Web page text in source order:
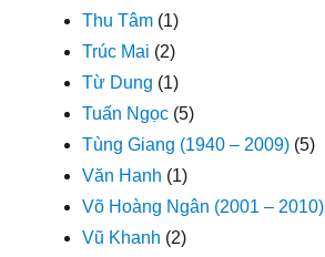
Thu Tâm (1)
Trúc Mai (2)
Từ Dung (1)
Tuấn Ngọc (5)
Tùng Giang (1940 – 2009) (5)
Văn Hanh (1)
Võ Hoàng Ngân (2001 – 2010)
Vũ Khanh (2)